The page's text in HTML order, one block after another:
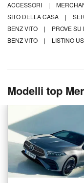
ACCESSORI
|
SITO DELLA CASA
|
BENZ VITO
| PROVE
BENZ VITO
| LISTINO
Modelli top